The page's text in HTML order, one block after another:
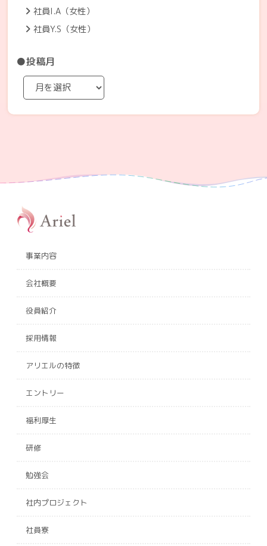
社員I.A（女性）
社員Y.S（女性）
●投稿月
事業内容
会社概要
役員紹介
採用情報
アリエルの特徴
エントリー
福利厚生
研修
勉強会
社内プロジェクト
社員寮